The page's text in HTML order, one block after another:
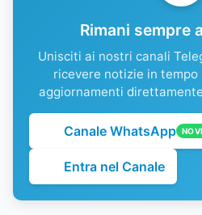
Rimani sempre
Unisciti ai nostri canali
ricevere notizie in tempo
aggiornamenti
Canale WhatsApp
Entra nel Canale